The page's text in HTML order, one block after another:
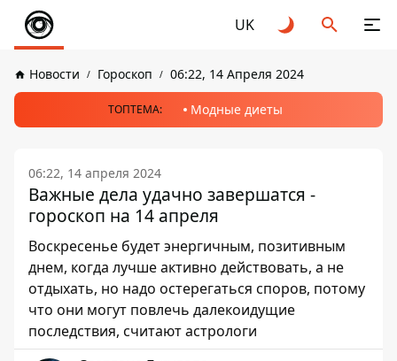
UK
Новости Гороскоп 06:22, 14 Апреля 2024
ТОПТЕМА: Модные диеты
06:22, 14 апреля 2024
Важные дела удачно завершатся -
гороскоп на 14 апреля
Воскресенье будет энергичным, позитивным
днем, когда лучше активно действовать, а не
отдыхать, но надо остерегаться споров, потому
что они могут повлечь далекоидущие
последствия, считают астрологи